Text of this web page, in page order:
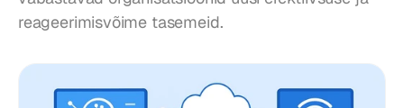
reageerimisvõime tasemeid.